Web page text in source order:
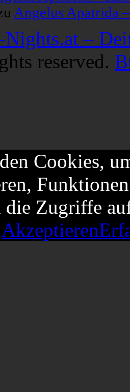
Angelus Apatrida
–
reserved.
Cookies,
Zugriffe
Akzeptieren